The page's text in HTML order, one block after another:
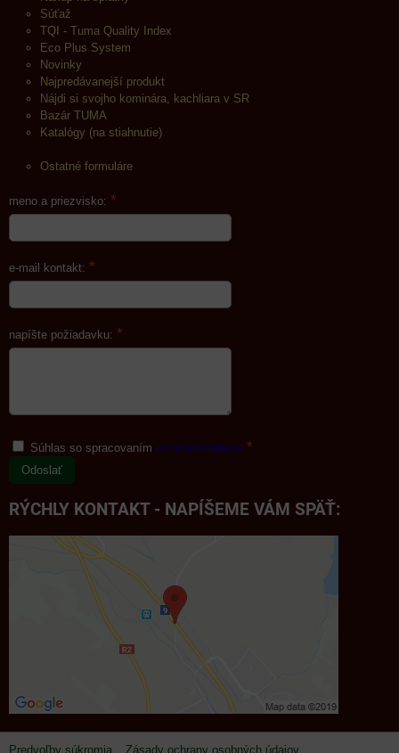
Súťaž
TQI - Tuma Quality Index
Eco Plus System
Novinky
Najpredávanejší produkt
Nájdi si svojho kominára, kachliara v SR
Bazár TUMA
Katalógy (na stiahnutie)
Ostatné formuláre
meno a priezvisko: *
e-mail kontakt: *
napíšte požiadavku: *
Súhlas so spracovaním osobných údajov *
Odoslať
RÝCHLY KONTAKT - NAPÍŠEME VÁM SPÄŤ:
Predvoľby súkromia Zásady ochrany osobných údajov